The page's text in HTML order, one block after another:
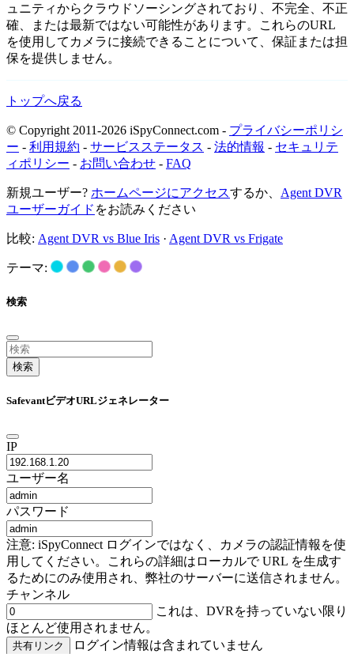
ュニティからクラウドソーシングされており、不完全、不正
確、または最新ではない可能性があります。これらのURL
を使用してカメラに接続できることについて、保証または担
保を提供しません。
トップへ戻る
© Copyright 2011-2026 iSpyConnect.com - プライバシーポリシ
ー - 利用規約 - サービスステータス - 法的情報 - セキュリテ
ィポリシー - お問い合わせ - FAQ
新規ユーザー? ホームページにアクセスするか、 Agent DVR
ユーザーガイド をお読みください
比較: Agent DVR vs Blue Iris · Agent DVR vs Frigate
テーマ:
検索
検索
SafevantビデオURLジェネレーター
IP
ユーザー名
パスワード
注意: iSpyConnect ログインではなく、カメラの認証情報を使
用してください。これらの詳細はローカルで URL を生成す
るためにのみ使用され、弊社のサーバーに送信されません。
チャンネル
これは、DVRを持っていない限り
ほとんど使用されません。
共有リンク ログイン情報は含まれていません